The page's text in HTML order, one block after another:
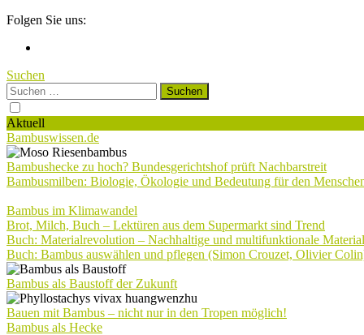
Folgen Sie uns:
Suchen
Suchen
nach:
Aktuell
Bambuswissen.de
Bambushecke zu hoch? Bundesgerichtshof prüft Nachbarstreit
Bambusmilben: Biologie, Ökologie und Bedeutung für den
Bambus im Klimawandel
Brot, Milch, Buch – Lektüren aus dem Supermarkt sind Trend
Buch: Materialrevolution – Nachhaltige und multifunktionale
Buch: Bambus auswählen und pflegen (Simon Crouzet, Olivier
Bambus als Baustoff der Zukunft
Bauen mit Bambus – nicht nur in den Tropen möglich!
Bambus als Hecke